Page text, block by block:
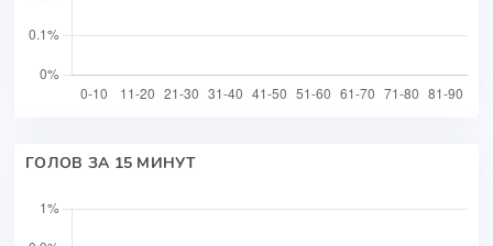
ГОЛОВ ЗА 15 МИНУТ